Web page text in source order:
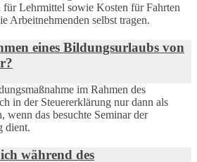
für Lehrmittel sowie Kosten für Fahrten
Arbeitnehmenden selbst tragen.
eines Bildungsurlaubs von
im Rahmen des
in der Steuererklärung nur dann als
wenn das besuchte Seminar der
dient.
während des